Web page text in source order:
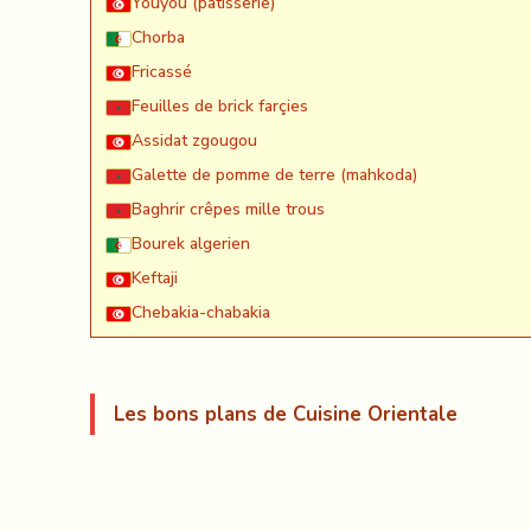
Chorba
Fricassé
Feuilles de brick farçies
Assidat zgougou
Galette de pomme de terre (mahkoda)
Baghrir crêpes mille trous
Bourek algerien
Keftaji
Chebakia-chabakia
Les bons plans de Cuisine Orientale